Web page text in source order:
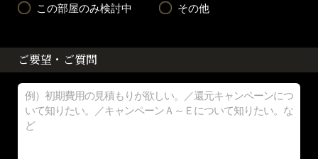
この部屋のみ検討中 その他
ご要望・ご質問